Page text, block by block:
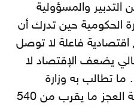
والمسؤولية
الحكومية حين تدرك أن
اقتصادية فاعلة لا توصل
يضعف الإقتصاد لا
ما تطالب به وزارة